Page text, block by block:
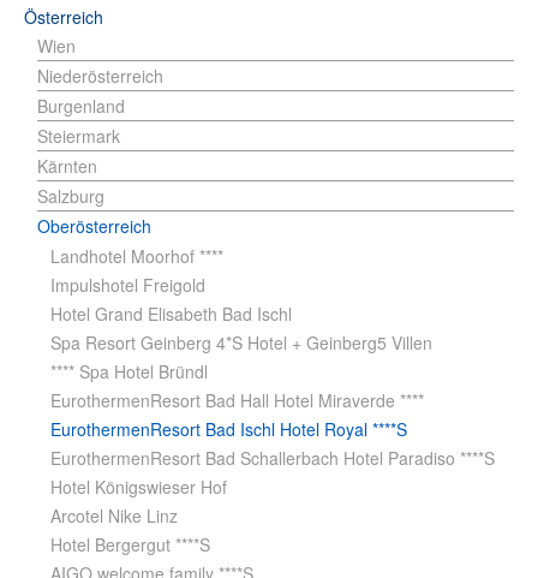
Österreich
Wien
Niederösterreich
Burgenland
Steiermark
Kärnten
Salzburg
Oberösterreich
Landhotel Moorhof ****
Impulshotel Freigold
Hotel Grand Elisabeth Bad Ischl
Spa Resort Geinberg 4*S Hotel + Geinberg5 Villen
**** Spa Hotel Bründl
EurothermenResort Bad Hall Hotel Miraverde ****
EurothermenResort Bad Ischl Hotel Royal ****S
EurothermenResort Bad Schallerbach Hotel Paradiso ****S
Hotel Königswieser Hof
Arcotel Nike Linz
Hotel Bergergut ****S